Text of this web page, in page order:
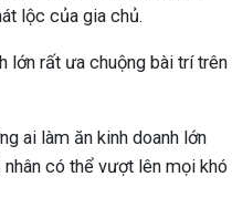
lộc của gia chủ.
lớn rất ưa chuộng bài trí trên
ai làm ăn kinh doanh lớn
có thể vượt lên mọi khó